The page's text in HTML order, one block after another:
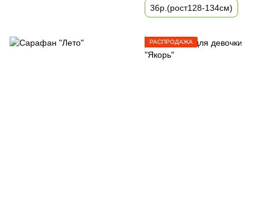
36р.(рост128-134см)
РАСПРОДАЖА